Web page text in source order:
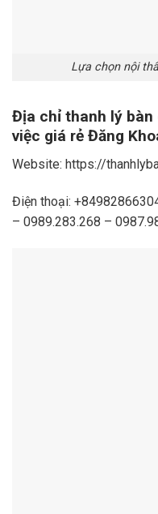
Lựa chọn nội
Địa chỉ thanh lý bàn
việc giá rẻ Đăng
Website: https://
Điện thoại:
– 0989.283.268 –